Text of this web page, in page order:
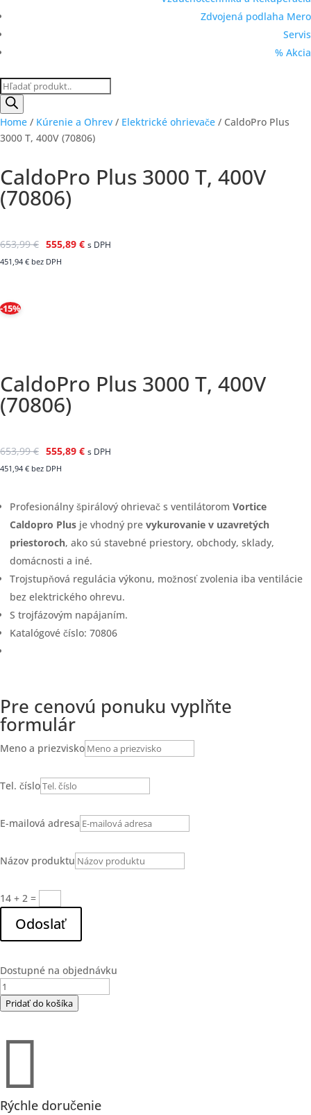
Zdvojená podlaha Mero
Servis
% Akcia
Products
search
Home / Kúrenie a Ohrev / Elektrické ohrievače / CaldoPro Plus
3000 T, 400V (70806)
CaldoPro Plus 3000 T, 400V
(70806)
653,99€ 555,89 € s DPH
451,94 € bez DPH
-15%
CaldoPro Plus 3000 T, 400V
(70806)
653,99€ 555,89 € s DPH
451,94 € bez DPH
Profesionálny špirálový ohrievač s ventilátorom Vortice
Caldopro Plus je vhodný pre vykurovanie v uzavretých
priestoroch, ako sú stavebné priestory, obchody, sklady,
domácnosti a iné.
Trojstupňová regulácia výkonu, možnosť zvolenia iba ventilácie
bez elektrického ohrevu.
S trojfázovým napájaním.
Katalógové číslo: 70806
Pre cenovú ponuku vyplňte
formulár
Meno a priezvisko
Tel. číslo
E-mailová adresa
Názov produktu
14 + 2 =
Odoslať
Dostupné na objednávku
množstvo
CaldoPro
(70806)
Pridať do košíka

Rýchle doručenie